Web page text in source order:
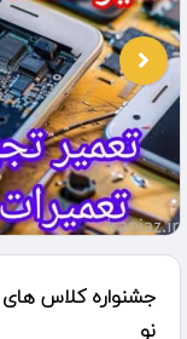
جشنواره کلاس
نو